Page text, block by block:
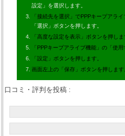
設定」を選択します。
「接続先を選択」でPPPキープアラ
「選択」ボタンを押します。
「高度な設定を表示」ボタンを押しま
「PPPキープアライブ機能」の「使
「設定」ボタンを押します。
画面左上の「保存」ボタンを押します
口コミ・評判を投稿 :